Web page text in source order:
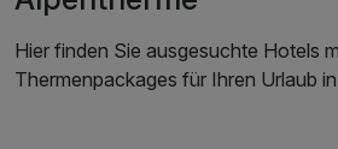
Hier finden Sie ausgesuchte Hotels
Thermenpackages für Ihren Urlaub